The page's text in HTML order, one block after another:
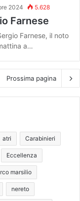
2024 5.628
Farnese
Farnese, il noto
a…
Prossima pagina
atri Carabinieri
Eccellenza
marsilio
nereto